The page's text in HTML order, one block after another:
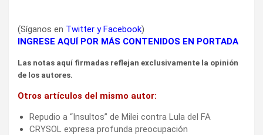
(Síganos en Twitter yFacebook)
INGRESE AQUÍ POR MÁS CONTENIDOS EN PORTADA
Las notas aquí firmadas reflejan exclusivamente la opinión
de los autores.
Otros artículos del mismo autor:
Repudio a “Insultos” de Milei contra Lula del FA
CRYSOL expresa profunda preocupación